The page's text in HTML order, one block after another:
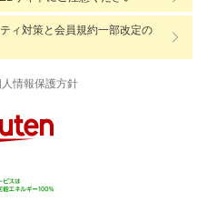
ィ対策と会員規約一部改定の
情報保護方針